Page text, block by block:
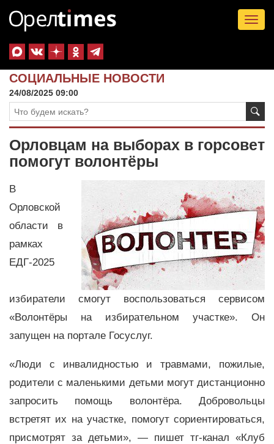
СОЦИАЛЬНЫЕ НОВОСТИ
24/08/2025 09:00
Орловцам на выборах в горсовет
помогут волонтёры
В
Орловской
области в
рамках
ЕДГ-2025
избиратели смогут воспользоваться сервисом
«Волонтёры на избирательном участке». Он
запущен на портале Госуслуг.
«Люди с инвалидностью и травмами, пожилые,
родители с маленькими детьми могут дистанционно
запросить помощь волонтёра. Добровольцы
встретят их на участке, помогут сориентироваться,
присмотрят за детьми», — пишет тг-канал «Клуб